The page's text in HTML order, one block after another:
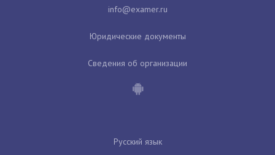
Юридические документы
Сведения об организации
Русский язык